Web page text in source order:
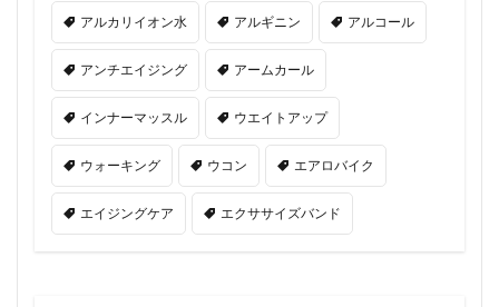
アルカリイオン水 アルギニン アルコール
アンチエイジング アームカール
インナーマッスル ウエイトアップ
ウォーキング ウコン エアロバイク
エイジングケア エクササイズバンド